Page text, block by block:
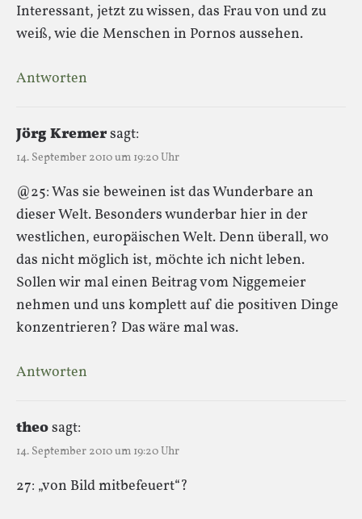
Interessant, jetzt zu wissen, das Frau von und zu
weiß, wie die Menschen in Pornos aussehen.
Antworten
Jörg Kremersagt:
14. September 2010 um 19:20 Uhr
@25: Was sie beweinen ist das Wunderbare an
dieser Welt. Besonders wunderbar hier in der
westlichen, europäischen Welt. Denn überall, wo
das nicht möglich ist, möchte ich nicht leben.
Sollen wir mal einen Beitrag vom Niggemeier
nehmen und uns komplett auf die positiven Dinge
konzentrieren? Das wäre mal was.
Antworten
theosagt:
14. September 2010 um 19:20 Uhr
27: „von Bild mitbefeuert“?